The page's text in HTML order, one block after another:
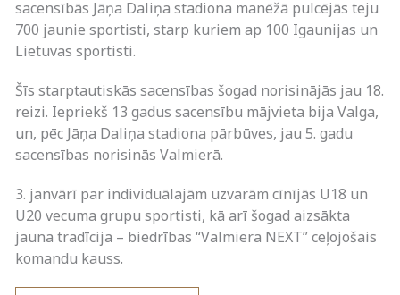
sacensībās Jāņa Daliņa stadiona manēžā pulcējās teju
700 jaunie sportisti, starp kuriem ap 100 Igaunijas un
Lietuvas sportisti.
Šīs starptautiskās sacensības šogad norisinājās jau 18.
reizi. Iepriekš 13 gadus sacensību mājvieta bija Valga,
un, pēc Jāņa Daliņa stadiona pārbūves, jau 5. gadu
sacensības norisinās Valmierā.
3. janvārī par individuālajām uzvarām cīnījās U18 un
U20 vecuma grupu sportisti, kā arī šogad aizsākta
jauna tradīcija – biedrības “Valmiera NEXT” ceļojošais
komandu kauss.